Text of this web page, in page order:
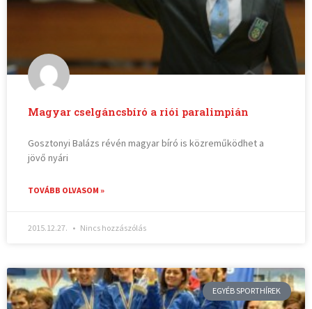
Magyar cselgáncsbíró a riói paralimpián
Gosztonyi Balázs révén magyar bíró is közreműködhet a
jövő nyári
TOVÁBB OLVASOM »
2015.12.27. Nincs hozzászólás
EGYÉB SPORTHÍREK